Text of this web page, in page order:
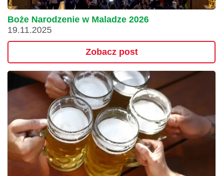
Boże Narodzenie w Maladze 2026
19.11.2025
Zobacz post